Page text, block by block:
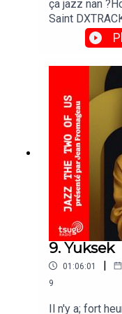
ça jazz nan
Saint
Waltz02_
RADIOHEAD
MICHAEL
HORNSBY,
THOMAS NEWMAN - Main
JARRETT -
PRIER -
Ravel :
COLLINS - If
9. Yuksek
01:06:01 |
9
Il n'y a; fort